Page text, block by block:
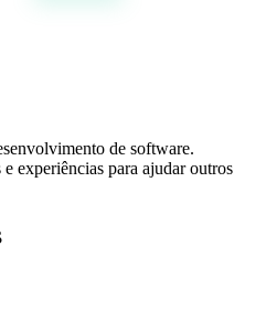
de software.
experiências para ajudar outros